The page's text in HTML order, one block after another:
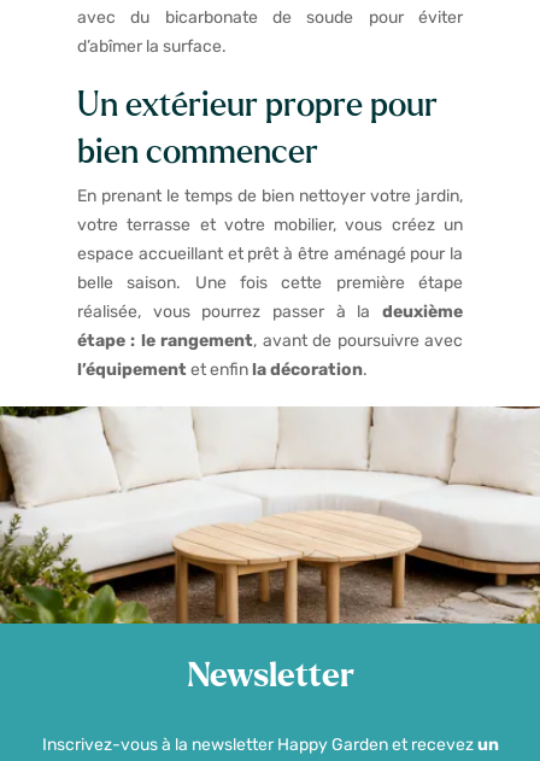
avec du bicarbonate de soude pour éviter
d’abîmer la surface.
Un extérieur propre pour
bien commencer
En prenant le temps de bien nettoyer votre jardin,
votre terrasse et votre mobilier, vous créez un
espace accueillant et prêt à être aménagé pour la
belle saison. Une fois cette première étape
réalisée, vous pourrez passer à la deuxième
étape : le rangement, avant de poursuivre avec
l’équipementet enfinla décoration.
Newsletter
Inscrivez-vous à la newsletter Happy Garden et recevezun